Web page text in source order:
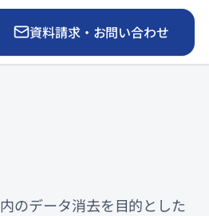
資料請求・お問い合わせ
のデータ消去を目的とした